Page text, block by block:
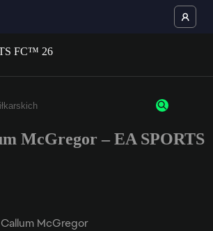
najmniej 3 znaki lub cyfry.
McGregor – EA SPORTS
Callum McGregor